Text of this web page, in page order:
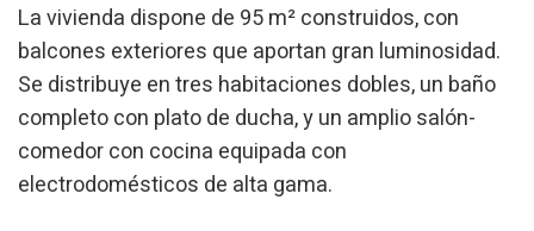
La vivienda dispone de 95 m² construidos, con
balcones exteriores que aportan gran luminosidad.
Se distribuye en tres habitaciones dobles, un baño
completo con plato de ducha, y un amplio salón-
comedor con cocina equipada con
electrodomésticos de alta gama.
Modificar cookies